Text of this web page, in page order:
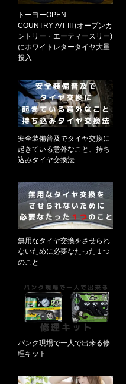
トーヨーOPEN
COUNTRY A/T III (オープンカ
ントリー・エーティースリー)
にホワイトレタータイヤ大量
投入
安全装備普及でタイヤ交換に
起きている意外なこと、持ち
込みタイヤ交換法
無用なタイヤ交換をさせられ
ないために必要なたった１つ
のこと
パンク現場で一人で出来る修
理キット